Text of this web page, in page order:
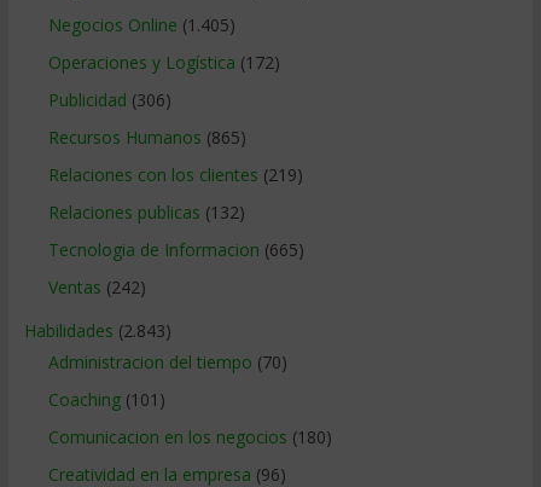
Negocios Online (1.405)
Operaciones y Logística (172)
Publicidad (306)
Recursos Humanos (865)
Relaciones con los clientes (219)
Relaciones publicas (132)
Tecnologia de Informacion (665)
Ventas (242)
Habilidades (2.843)
Administracion del tiempo (70)
Coaching(101)
Comunicacion en los negocios (180)
Creatividad en la empresa (96)